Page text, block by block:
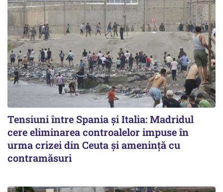
Tensiuni între Spania și Italia: Madridul
cere eliminarea controalelor impuse în
urma crizei din Ceuta și amenință cu
contramăsuri